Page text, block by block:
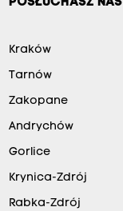
POSŁUCHASZ NAS
Kraków
Tarnów
Zakopane
Andrychów
Gorlice
Krynica-Zdrój
Rabka-Zdrój